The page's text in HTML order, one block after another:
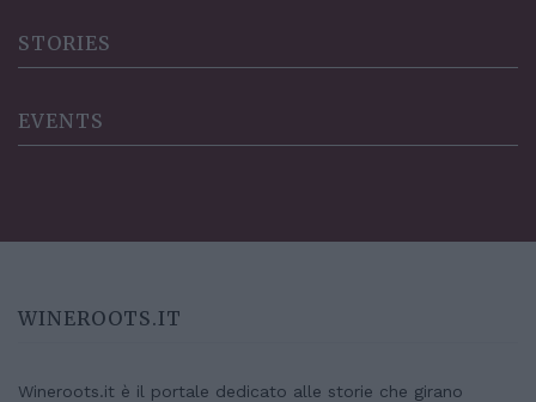
STORIES
EVENTS
WINEROOTS.IT
Wineroots.it è il portale dedicato alle storie che girano